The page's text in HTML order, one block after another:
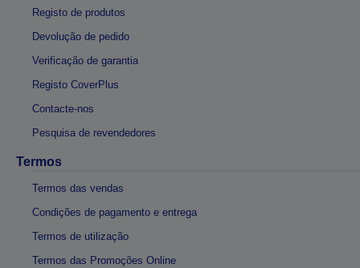
Registo de produtos
Devolução de pedido
Verificação de garantia
Registo CoverPlus
Contacte-nos
Pesquisa de revendedores
Termos
Termos das vendas
Condições de pagamento e entrega
Termos de utilização
Termos das Promoções Online